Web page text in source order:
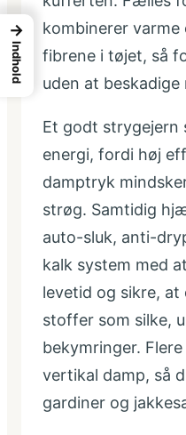
kombinerer
fibrene i tøjet, så
uden at beskadige
Et godt strygejern
energi, fordi høj
damptryk
strøg. Samtidig
auto-sluk, anti-
kalk system med
levetid og sikre,
stoffer som silke,
bekymringer.
vertikal damp, så
gardiner og
→
Indhold